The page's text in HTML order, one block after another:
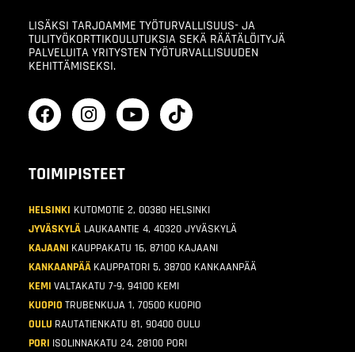
LISÄKSI TARJOAMME TYÖTURVALLISUUS- JA
TULITYÖKORTTIKOULUTUKSIA SEKÄ RÄÄTÄLÖITYJÄ
PALVELUITA YRITYSTEN TYÖTURVALLISUUDEN
KEHITTÄMISEKSI.
TOIMIPISTEET
HELSINKI KUTOMOTIE 2, 00380 HELSINKI
JYVÄSKYLÄLAUKAANTIE 4, 40320 JYVÄSKYLÄ
KAJAANI KAUPPAKATU 16, 87100 KAJAANI
KANKAANPÄÄ KAUPPATORI 5, 38700 KANKAANPÄÄ
KEMI VALTAKATU 7-9, 94100 KEMI
KUOPIO TRUBENKUJA 1, 70500 KUOPIO
OULU RAUTATIENKATU 81, 90400 OULU
PORI ISOLINNAKATU 24, 28100 PORI